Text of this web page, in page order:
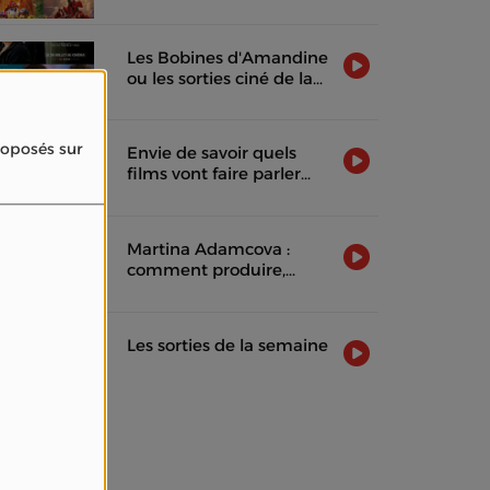
sur
Les Bobines d'Amandine
ou les sorties ciné de la
Envie de savoir quels
films vont faire parler
Martina Adamcova :
comment produire,
Les sorties de la semaine